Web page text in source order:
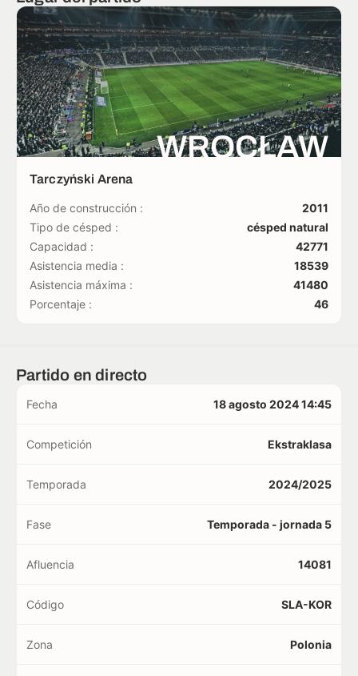
WROCŁAW
Tarczyński Arena
Año de construcción :
2011
Tipo de césped :
césped natural
Capacidad :
42771
Asistencia media :
18539
Asistencia máxima :
41480
Porcentaje :
46
Partido en directo
Fecha 18 agosto 2024 14:45
Competición Ekstraklasa
Temporada 2024/2025
Fase Temporada - jornada 5
Afluencia 14081
Código SLA-KOR
Zona Polonia